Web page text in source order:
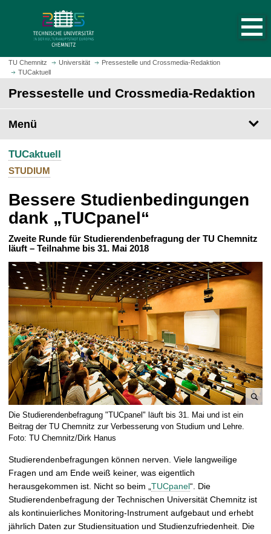
m
H
t
s
i
e
a
u
f
r
u
f
e
TU Chemnitz Universität
Pressestelle und Crossmedia-Redaktion
TUCaktuell
Pressestelle und Crossmedia-Redaktion
Menü
TUCaktuell
STUDIUM
Bessere Studienbedingungen
dank „TUCpanel“
Zweite Runde für Studierendenbefragung der TU Chemnitz
läuft – Teilnahme bis 31. Mai 2018
i
v
e
r
g
r
ö
Die Studierendenbefragung "TUCpanel" läuft bis 31. Mai und ist ein
Beitrag der TU Chemnitz zur Verbesserung von Studium und Lehre.
Foto: TU Chemnitz/Dirk Hanus
Studierendenbefragungen können nerven. Viele langweilige
Fragen und am Ende weiß keiner, was eigentlich
herausgekommen ist. Nicht so beim „TUCpanel“. Die
Studierendenbefragung der Technischen Universität Chemnitz ist
als kontinuierliches Monitoring-Instrument aufgebaut und erhebt
jährlich Daten zur Studiensituation und Studienzufriedenheit. Die